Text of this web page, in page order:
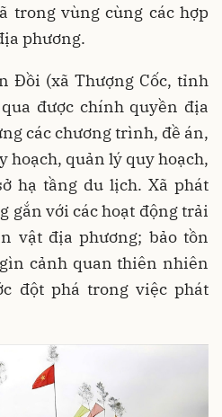
trong vùng cùng các hợp
phương.
Đồi (xã Thượng Cốc, tỉnh
được chính quyền địa
các chương trình, đề án,
hoạch, quản lý quy hoạch,
hạ tầng du lịch. Xã phát
gắn với các hoạt động trải
vật địa phương; bảo tồn
cảnh quan thiên nhiên
đột phá trong việc phát